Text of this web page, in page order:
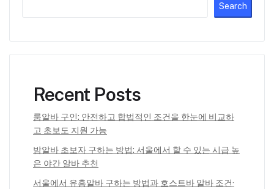
Search
Recent Posts
룸알바 구인: 안전하고 합법적인 조건을 한눈에 비교하
고 초보도 지원 가능
밤알바 초보자 구하는 방법: 서울에서 할 수 있는 시급 높
은 야간 알바 추천
서울에서 유흥알바 구하는 방법과 호스트바 알바 조건·